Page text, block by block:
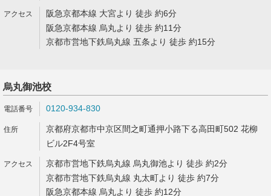
阪急京都本線 大宮より 徒歩 約6分
阪急京都本線 烏丸より 徒歩 約11分
京都市営地下鉄烏丸線 五条より 徒歩 約15分
烏丸御池校
0120-934-830
京都府京都市中京区間之町通押小路下る高田町502 花柳
ビル2F4号室
京都市営地下鉄烏丸線 烏丸御池より 徒歩 約2分
京都市営地下鉄烏丸線 丸太町より 徒歩 約7分
阪急京都本線 烏丸より 徒歩 約12分